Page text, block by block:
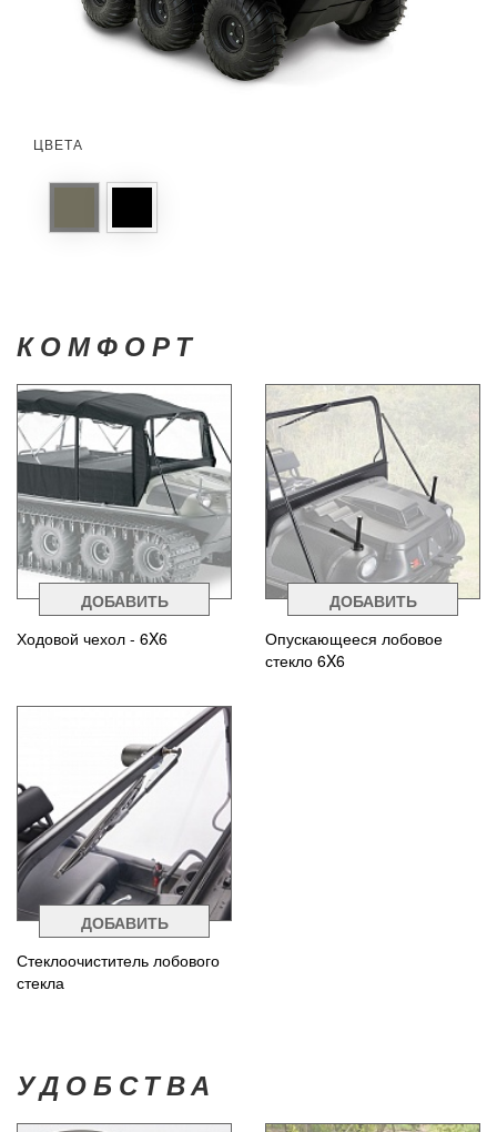
ЦВЕТА
КОМФОРТ
ДОБАВИТЬ
Ходовой чехол - 6X6
ДОБАВИТЬ
Опускающееся лобовое
стекло 6X6
ДОБАВИТЬ
Стеклоочиститель лобового
стекла
УДОБСТВА